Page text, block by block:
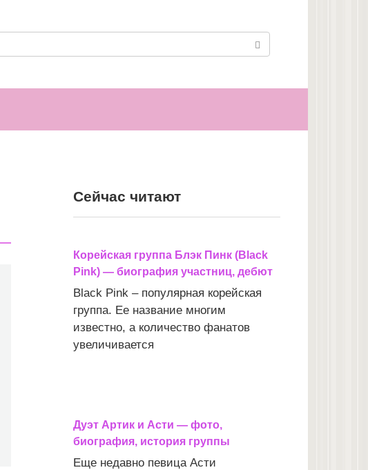
Сейчас читают
Корейская группа Блэк Пинк (Black
Pink) — биография участниц, дебют
Black Pink – популярная корейская
группа. Ее название многим
известно, а количество фанатов
увеличивается
Дуэт Артик и Асти — фото,
биография, история группы
Еще недавно певица Асти